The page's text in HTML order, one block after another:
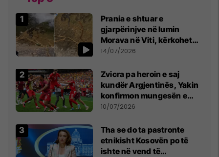
Prania e shtuar e
gjarpërinjve në lumin
Morava në Viti, kërkohet
kujdes nga qytetarët
14/07/2026
Zvicra pa heroin e saj
kundër Argjentinës, Yakin
konfirmon mungesën e
madhe
10/07/2026
Tha se do ta pastronte
etnikisht Kosovën po të
ishte në vend të